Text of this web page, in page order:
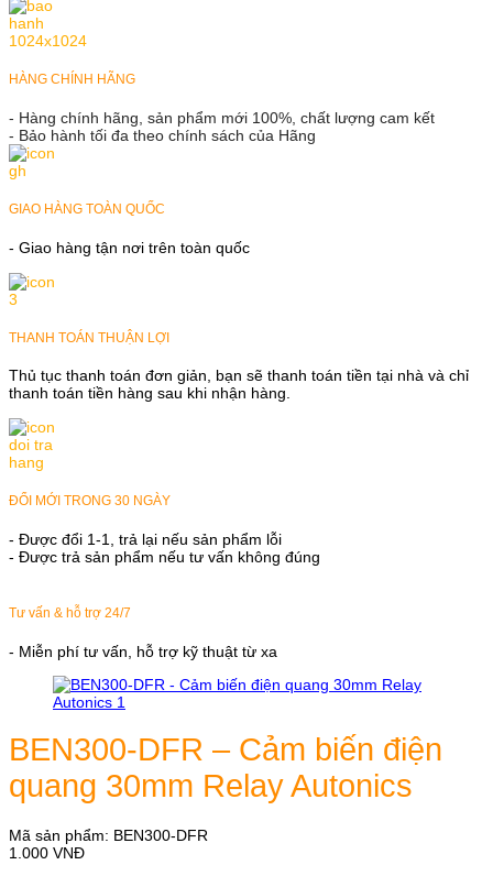
HÀNG CHÍNH HÃNG
- Hàng chính hãng, sản phẩm mới 100%, chất lượng cam kết
- Bảo hành tối đa theo chính sách của Hãng
GIAO HÀNG TOÀN QUỐC
- Giao hàng tận nơi trên toàn quốc
THANH TOÁN THUẬN LỢI
Thủ tục thanh toán đơn giản, bạn sẽ thanh toán tiền tại nhà và chỉ
thanh toán tiền hàng sau khi nhận hàng.
ĐỔI MỚI TRONG 30 NGÀY
- Được đổi 1-1, trả lại nếu sản phẩm lỗi
- Được trả sản phẩm nếu tư vấn không đúng
Tư vấn & hỗ trợ 24/7
- Miễn phí tư vấn, hỗ trợ kỹ thuật từ xa
BEN300-DFR – Cảm biến điện
quang 30mm Relay Autonics
Mã sản phẩm: BEN300-DFR
1.000 VNĐ